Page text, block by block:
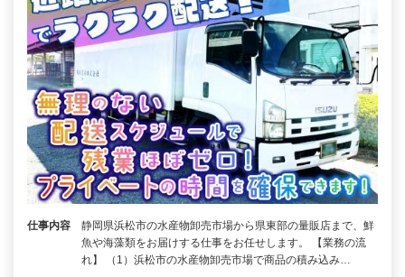
仕事内容
静岡県浜松市の水産物卸売市場から県東部の量販店まで、鮮
魚や海藻類をお届けする仕事をお任せします。 【業務の流
れ】 （1）浜松市の水産物卸売市場で商品の積み込み…